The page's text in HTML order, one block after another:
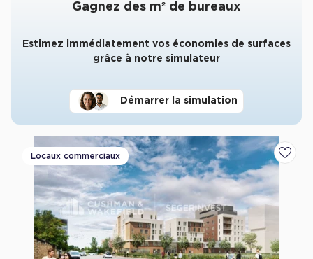
Gagnez des m² de bureaux
Estimez immédiatement vos économies de surfaces
grâce à notre simulateur
Démarrer la simulation
Locaux commerciaux